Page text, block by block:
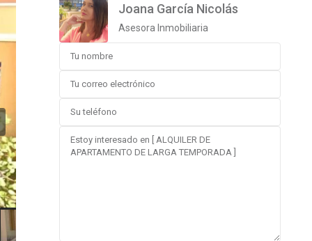
Joana García Nicolás
Asesora Inmobiliaria